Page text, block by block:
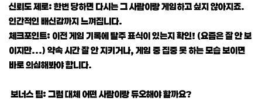
신뢰도 제로: 한번 당하면 다시는 그 사람이랑 게임하고 싶지 않아지죠.
인간적인 배신감까지 느껴집니다.
체크포인트: 이전 게임 기록에 탈주 표식이 있는지 확인! (요즘은 잘 안 보
이지만...) 약속 시간 잘 안 지키거나, 게임 중 집중 못 하는 모습 보이면
바로 의심해봐야 합니다.
보너스 팁: 그럼 대체 어떤 사람이랑 듀오해야 할까요?